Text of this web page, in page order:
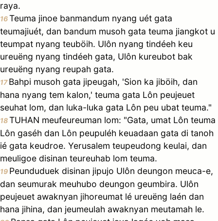
raya.
16Teuma jinoe banmandum nyang uét gata
teumajiuét, dan bandum musoh gata teuma jiangkot u
teumpat nyang teuböih. Ulôn nyang tindéeh keu
ureuëng nyang tindéeh gata, Ulôn kureubot bak
ureuëng nyang reupah gata.
17Bahpi musoh gata jipeugah, 'Sion ka jiböih, dan
hana nyang tem kalon,' teuma gata Lôn peujeuet
seuhat lom, dan luka-luka gata Lôn peu ubat teuma."
18TUHAN meufeureuman lom: "Gata, umat Lôn teuma
Lôn gaséh dan Lôn peupuléh keuadaan gata di tanoh
ié gata keudroe. Yerusalem teupeudong keulai, dan
meuligoe disinan teureuhab lom teuma.
19 Peunduduek disinan jipujo Ulôn deungon meuca-e,
dan seumurak meuhubo deungon geumbira. Ulôn
peujeuet awaknyan jihoreumat lé ureuëng laén dan
hana jihina, dan jeumeulah awaknyan meutamah le.